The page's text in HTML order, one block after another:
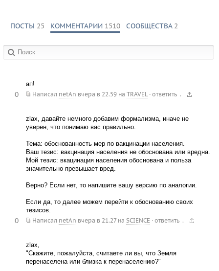
ПОСТЫ 25 КОММЕНТАРИИ 1510 СООБЩЕСТВА 2
ап!
Написал netAn вчера в 22.59на TRAVEL · ответить .
0
zlax, давайте немного добавим формализма, иначе не
уверен, что понимаю вас правильно.
Тема: обоснованность мер по вакцинации населения.
Ваш тезис: вакцинация населения не обоснована или вредна.
Мой тезис: вкацинация населения обоснована и польза
значительно превышает вред.
Верно? Если нет, то напишите вашу версию по аналогии.
Если да, то далее можем перейти к обоснованию своих
тезисов.
Написал netAn вчера в 21.27на SCIENCE · ответить .
0
zlax,
"Скажите, пожалуйста, считаете ли вы, что Земля
перенаселена или близка к перенаселению?"